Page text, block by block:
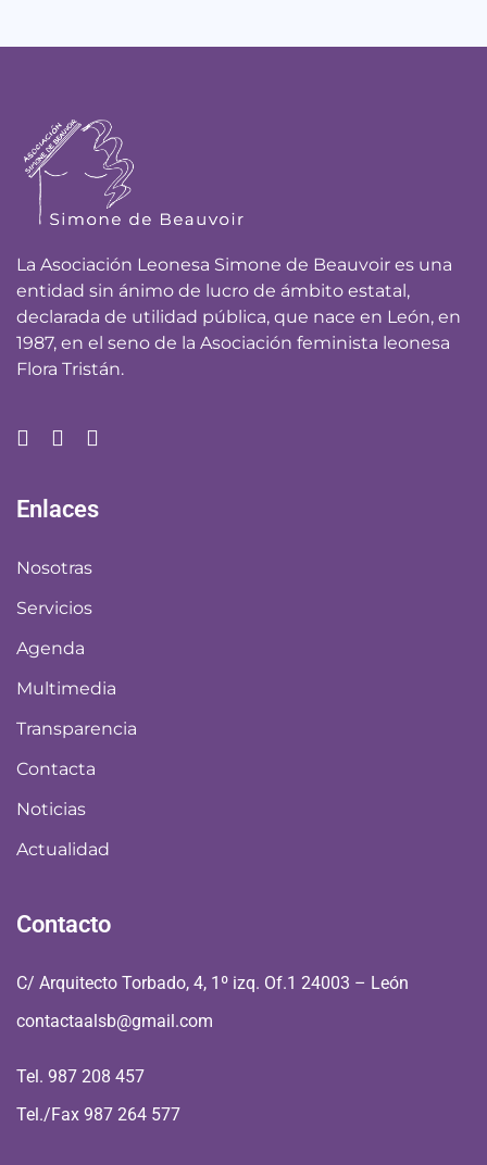
La Asociación Leonesa Simone de Beauvoir es una
entidad sin ánimo de lucro de ámbito estatal,
declarada de utilidad pública, que nace en León, en
1987, en el seno de la Asociación feminista leonesa
Flora Tristán.
Enlaces
Nosotras
Servicios
Agenda
Multimedia
Transparencia
Contacta
Noticias
Actualidad
Contacto
C/ Arquitecto Torbado, 4, 1º izq. Of.1 24003 – León
contactaalsb@gmail.com
Tel. 987 208 457
Tel./Fax 987 264 577